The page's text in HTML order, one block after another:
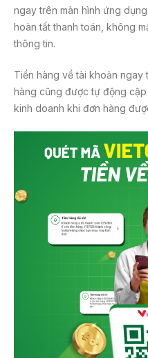
ngay trên màn hình ứng dụng
hoàn tất thanh toán, không
thông tin.
Tiền hàng về tài khoản ngay
hàng cũng được tự động
kinh doanh khi đơn hàng